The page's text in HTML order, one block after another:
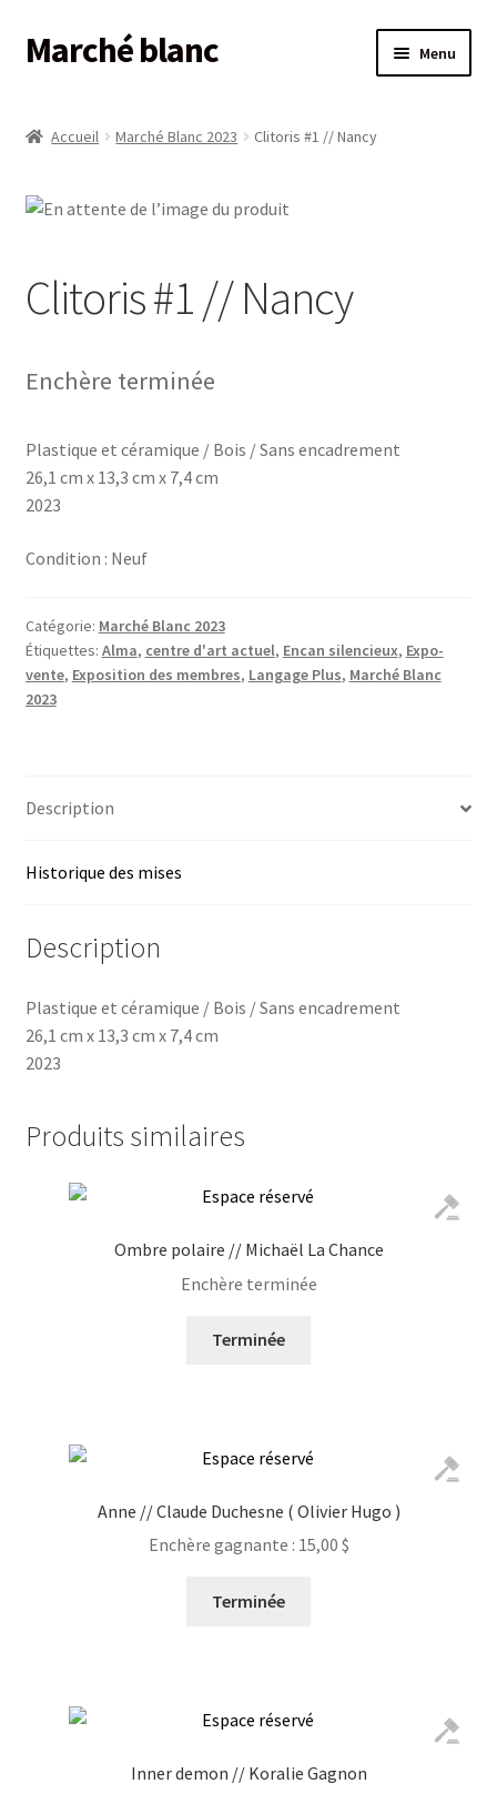
Aller
à
navigation
Aller
au
Marché blanc Menu
Commande
FAIRE UN DON
LANGAGE PLUS
Mon compte
Panier
Submissions
Accueil Marché Blanc 2023 Clitoris #1 // Nancy
Clitoris #1 // Nancy
Enchère terminée
Plastique et céramique / Bois / Sans encadrement
26,1 cm x 13,3 cm x 7,4 cm
2023
Condition : Neuf
Catégorie: Marché Blanc 2023
Étiquettes: Alma, centre d'art actuel, Encan silencieux, Expo-
vente, Exposition des membres, Langage Plus, Marché Blanc
2023
Description
Historique des mises
Description
Plastique et céramique / Bois / Sans encadrement
26,1 cm x 13,3 cm x 7,4 cm
2023
Produits similaires
Ombre polaire // Michaël La Chance
Enchère terminée
Terminée
Anne // Claude Duchesne ( Olivier Hugo )
Enchère gagnante : 15,00 $
Terminée
Inner demon // Koralie Gagnon